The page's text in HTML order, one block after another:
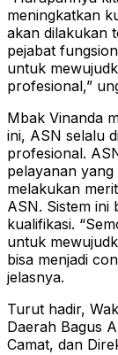
meningkatkan
akan dilakukan
pejabat
untuk
profesional,”
Mbak Vinanda
ini, ASN selalu
profesional.
pelayanan
melakukan
ASN. Sistem ini
kualifikasi.
untuk
bisa menjadi
jelasnya.
Turut hadir,
Daerah Bagus
Camat, dan